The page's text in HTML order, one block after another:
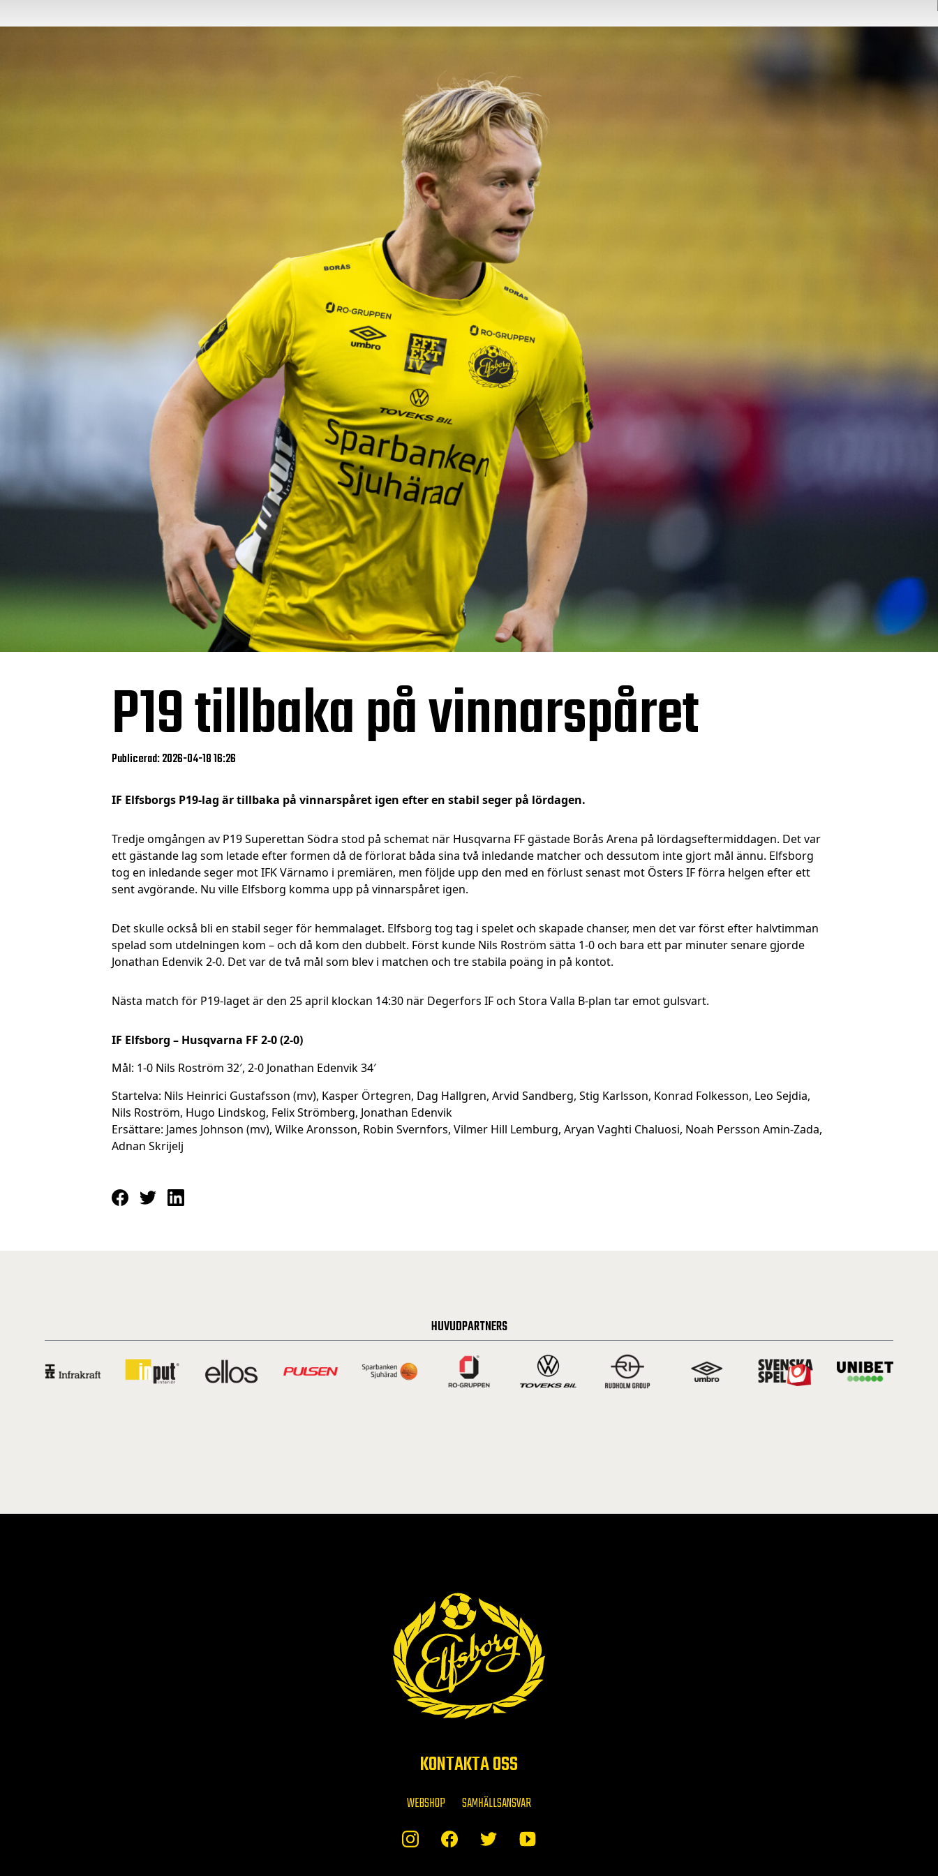
P19 tillbaka på vinnarspåret
Publicerad: 2026-04-18 16:26
IF Elfsborgs P19-lag är tillbaka på vinnarspåret igen efter en stabil seger på lördagen.
Tredje omgången av P19 Superettan Södra stod på schemat när Husqvarna FF gästade Borås Arena på lördagseftermiddagen. Det var
ett gästande lag som letade efter formen då de förlorat båda sina två inledande matcher och dessutom inte gjort mål ännu. Elfsborg
tog en inledande seger mot IFK Värnamo i premiären, men följde upp den med en förlust senast mot Östers IF förra helgen efter ett
sent avgörande. Nu ville Elfsborg komma upp på vinnarspåret igen.
Det skulle också bli en stabil seger för hemmalaget. Elfsborg tog tag i spelet och skapade chanser, men det var först efter halvtimman
spelad som utdelningen kom – och då kom den dubbelt. Först kunde Nils Roström sätta 1-0 och bara ett par minuter senare gjorde
Jonathan Edenvik 2-0. Det var de två mål som blev i matchen och tre stabila poäng in på kontot.
Nästa match för P19-laget är den 25 april klockan 14:30 när Degerfors IF och Stora Valla B-plan tar emot gulsvart.
IF Elfsborg – Husqvarna FF 2-0 (2-0)
Mål: 1-0 Nils Roström 32′, 2-0 Jonathan Edenvik 34′
Startelva: Nils Heinrici Gustafsson (mv), Kasper Örtegren, Dag Hallgren, Arvid Sandberg, Stig Karlsson, Konrad Folkesson, Leo Sejdia,
Nils Roström, Hugo Lindskog, Felix Strömberg, Jonathan Edenvik
Ersättare: James Johnson (mv), Wilke Aronsson, Robin Svernfors, Vilmer Hill Lemburg, Aryan Vaghti Chaluosi, Noah Persson Amin-Zada,
Adnan Skrijelj
HUVUDPARTNERS
KONTAKTA OSS
WEBSHOP SAMHÄLLSANSVAR